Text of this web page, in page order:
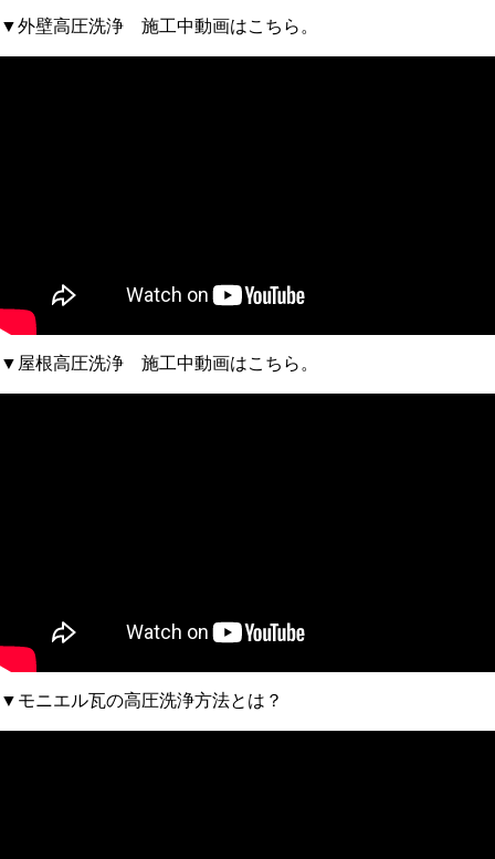
▼外壁高圧洗浄 施工中動画はこちら。
▼屋根高圧洗浄 施工中動画はこちら。
▼モニエル瓦の高圧洗浄方法とは？